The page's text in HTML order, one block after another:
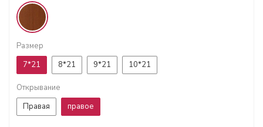
Размер
7*21
8*21 9*21 10*21
Открывание
Правая
правое